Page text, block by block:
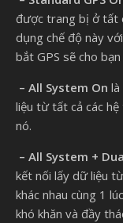
được trang bị ở tất
dụng chế độ này
bắt GPS sẽ cho
– All System On
liệu từ tất cả các
nó.
– All System +
kết nối lấy dữ liệu
khác nhau cùng 1
khó khăn và đầy